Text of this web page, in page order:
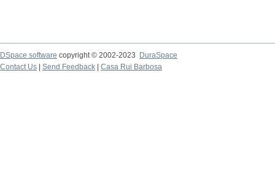
DSpace software copyright © 2002-2023
DuraSpace
Contact Us
Send Feedback Casa Rui Barbosa